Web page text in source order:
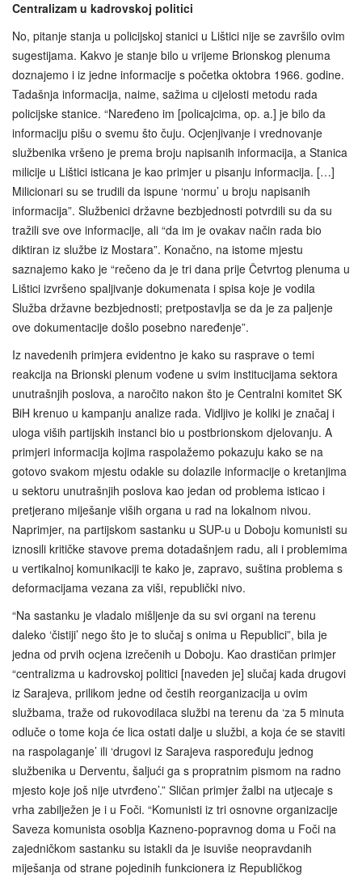
Centralizam u kadrovskoj politici
No, pitanje stanja u policijskoj stanici u Lištici nije se završilo ovim
sugestijama. Kakvo je stanje bilo u vrijeme Brionskog plenuma
doznajemo i iz jedne informacije s početka oktobra 1966. godine.
Tadašnja informacija, naime, sažima u cijelosti metodu rada
policijske stanice. “Naređeno im [policajcima, op. a.] je bilo da
informaciju pišu o svemu što čuju. Ocjenjivanje i vrednovanje
službenika vršeno je prema broju napisanih informacija, a Stanica
milicije u Lištici isticana je kao primjer u pisanju informacija. […]
Milicionari su se trudili da ispune ‘normu’ u broju napisanih
informacija”. Službenici državne bezbjednosti potvrdili su da su
tražili sve ove informacije, ali “da im je ovakav način rada bio
diktiran iz službe iz Mostara”. Konačno, na istome mjestu
saznajemo kako je “rečeno da je tri dana prije Četvrtog plenuma u
Lištici izvršeno spaljivanje dokumenata i spisa koje je vodila
Služba državne bezbjednosti; pretpostavlja se da je za paljenje
ove dokumentacije došlo posebno naređenje”.
Iz navedenih primjera evidentno je kako su rasprave o temi
reakcija na Brionski plenum vođene u svim institucijama sektora
unutrašnjih poslova, a naročito nakon što je Centralni komitet SK
BiH krenuo u kampanju analize rada. Vidljivo je koliki je značaj i
uloga viših partijskih instanci bio u postbrionskom djelovanju. A
primjeri informacija kojima raspolažemo pokazuju kako se na
gotovo svakom mjestu odakle su dolazile informacije o kretanjima
u sektoru unutrašnjih poslova kao jedan od problema isticao i
pretjerano miješanje viših organa u rad na lokalnom nivou.
Naprimjer, na partijskom sastanku u SUP-u u Doboju komunisti su
iznosili kritičke stavove prema dotadašnjem radu, ali i problemima
u vertikalnoj komunikaciji te kako je, zapravo, suština problema s
deformacijama vezana za viši, republički nivo.
“Na sastanku je vladalo mišljenje da su svi organi na terenu
daleko ‘čistiji’ nego što je to slučaj s onima u Republici”, bila je
jedna od prvih ocjena izrečenih u Doboju. Kao drastičan primjer
“centralizma u kadrovskoj politici [naveden je] slučaj kada drugovi
iz Sarajeva, prilikom jedne od čestih reorganizacija u ovim
službama, traže od rukovodilaca službi na terenu da ‘za 5 minuta
odluče o tome koja će lica ostati dalje u službi, a koja će se staviti
na raspolaganje’ ili ‘drugovi iz Sarajeva raspoređuju jednog
službenika u Derventu, šaljući ga s propratnim pismom na radno
mjesto koje još nije utvrđeno’.” Sličan primjer žalbi na utjecaje s
vrha zabilježen je i u Foči. “Komunisti iz tri osnovne organizacije
Saveza komunista osoblja Kazneno-popravnog doma u Foči na
zajedničkom sastanku su istakli da je isuviše neopravdanih
miješanja od strane pojedinih funkcionera iz Republičkog